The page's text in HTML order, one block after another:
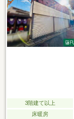
3階建て以上
床暖房